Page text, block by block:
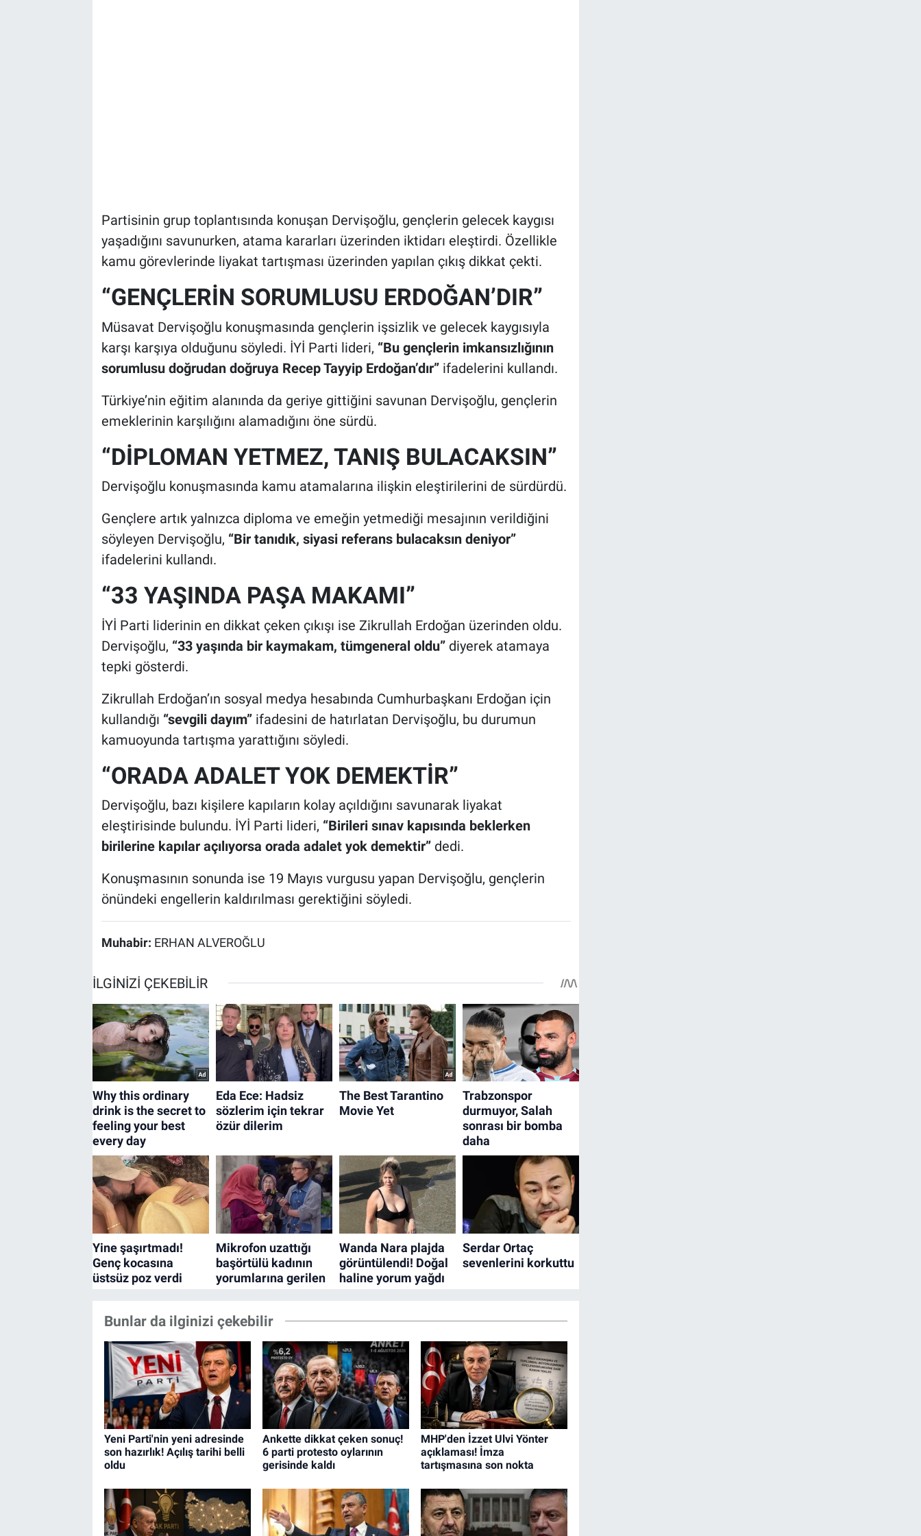
Partisinin grup toplantısında konuşan Dervişoğlu, gençlerin gelecek kaygısı
yaşadığını savunurken, atama kararları üzerinden iktidarı eleştirdi. Özellikle
kamu görevlerinde liyakat tartışması üzerinden yapılan çıkış dikkat çekti.
“GENÇLERİN SORUMLUSU ERDOĞAN’DIR”
Müsavat Dervişoğlu konuşmasında gençlerin işsizlik ve gelecek kaygısıyla
karşı karşıya olduğunu söyledi. İYİ Parti lideri, “Bu gençlerin imkansızlığının
sorumlusu doğrudan doğruya Recep Tayyip Erdoğan’dır”ifadelerini kullandı.
Türkiye’nin eğitim alanında da geriye gittiğini savunan Dervişoğlu, gençlerin
emeklerinin karşılığını alamadığını öne sürdü.
“DİPLOMAN YETMEZ, TANIŞ BULACAKSIN”
Dervişoğlu konuşmasında kamu atamalarına ilişkin eleştirilerini de sürdürdü.
Gençlere artık yalnızca diploma ve emeğin yetmediği mesajının verildiğini
söyleyen Dervişoğlu, “Bir tanıdık, siyasi referans bulacaksın deniyor”
ifadelerini kullandı.
“33 YAŞINDA PAŞA MAKAMI”
İYİ Parti liderinin en dikkat çeken çıkışı ise Zikrullah Erdoğan üzerinden oldu.
Dervişoğlu, “33 yaşında bir kaymakam, tümgeneral oldu”diyerek atamaya
tepki gösterdi.
Zikrullah Erdoğan’ın sosyal medya hesabında Cumhurbaşkanı Erdoğan için
kullandığı “sevgili dayım”ifadesini de hatırlatan Dervişoğlu, bu durumun
kamuoyunda tartışma yarattığını söyledi.
“ORADA ADALET YOK DEMEKTİR”
Dervişoğlu, bazı kişilere kapıların kolay açıldığını savunarak liyakat
eleştirisinde bulundu. İYİ Parti lideri, “Birileri sınav kapısında beklerken
birilerine kapılar açılıyorsa orada adalet yok demektir”dedi.
Konuşmasının sonunda ise 19 Mayıs vurgusu yapan Dervişoğlu, gençlerin
önündeki engellerin kaldırılması gerektiğini söyledi.
Muhabir: ERHAN ALVEROĞLU
Bunlar da ilginizi çekebilir
Yeni Parti'nin yeni adresinde
son hazırlık! Açılış tarihi belli
oldu
Ankette dikkat çeken sonuç!
6 parti protesto oylarının
gerisinde kaldı
MHP'den İzzet Ulvi Yönter
açıklaması! İmza
tartışmasına son nokta